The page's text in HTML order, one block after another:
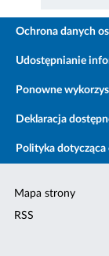
Ochrona danych
Udostępnianie
Ponowne
Deklaracja
Polityka
Mapa strony
RSS